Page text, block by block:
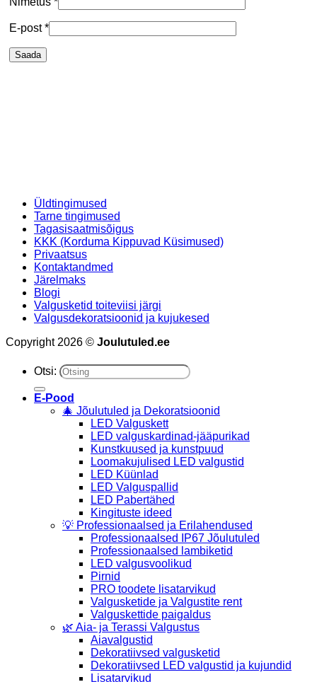
E-post*
Üldtingimused
Tarne tingimused
Tagasisaatmisõigus
KKK (Korduma Kippuvad Küsimused)
Privaatsus
Kontaktandmed
Järelmaks
Blogi
Valgusketid toiteviisi järgi
Valgusdekoratsioonid ja kujukesed
Copyright 2026 © Joulutuled.ee
Otsi:
E-Pood
🎄 Jõulutuled ja Dekoratsioonid
LED Valguskett
LED valguskardinad-jääpurikad
Kunstkuused ja kunstpuud
Loomakujulised LED valgustid
LED Küünlad
LED Valguspallid
LED Pabertähed
Kingituste ideed
💡 Professionaalsed ja Erilahendused
Professionaalsed IP67 Jõulutuled
Professionaalsed lambiketid
LED valgusvoolikud
Pirnid
PRO toodete lisatarvikud
Valgusketide ja Valgustite rent
Valguskettide paigaldus
🌿 Aia- ja Terassi Valgustus
Aiavalgustid
Dekoratiivsed valgusketid
Dekoratiivsed LED valgustid ja kujundid
Lisatarvikud